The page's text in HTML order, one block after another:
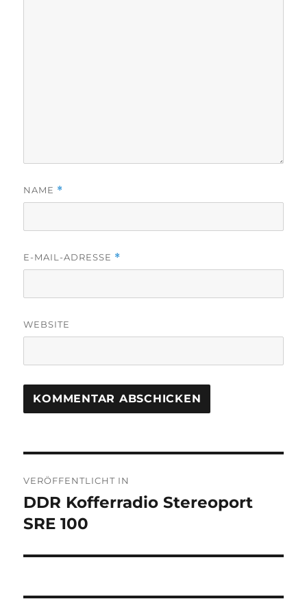
NAME *
E-MAIL-ADRESSE *
WEBSITE
VERÖFFENTLICHT IN
DDR Kofferradio Stereoport
SRE 100